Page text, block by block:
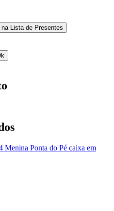
Lista de Presentes
Ponta do Pé caixa em